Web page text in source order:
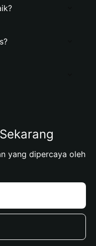
yang dipercaya oleh